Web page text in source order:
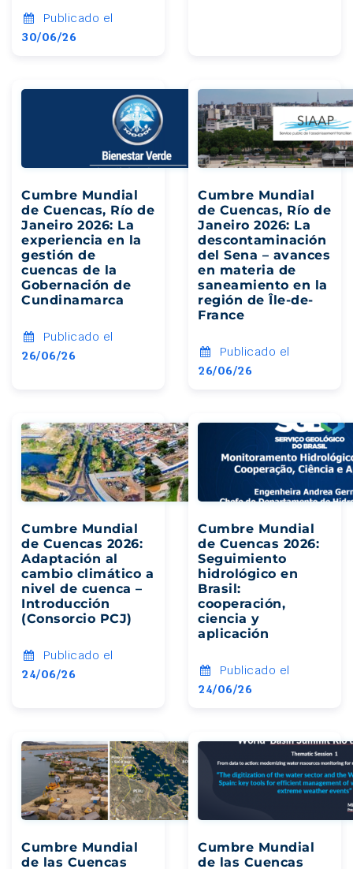
Publicado el
30/06/26
Cumbre Mundial
de Cuencas, Río de
Janeiro 2026: La
experiencia en la
gestión de
cuencas de la
Gobernación de
Cundinamarca
Publicado el
26/06/26
Cumbre Mundial
de Cuencas, Río de
Janeiro 2026: La
descontaminación
del Sena – avances
en materia de
saneamiento en la
región de Île-de-
France
Publicado el
26/06/26
Cumbre Mundial
de Cuencas 2026:
Adaptación al
cambio climático a
nivel de cuenca –
Introducción
(Consorcio PCJ)
Publicado el
24/06/26
Cumbre Mundial
de Cuencas 2026:
Seguimiento
hidrológico en
Brasil:
cooperación,
ciencia y
aplicación
Publicado el
24/06/26
Cumbre Mundial
de las Cuencas
Cumbre Mundial
de las Cuencas